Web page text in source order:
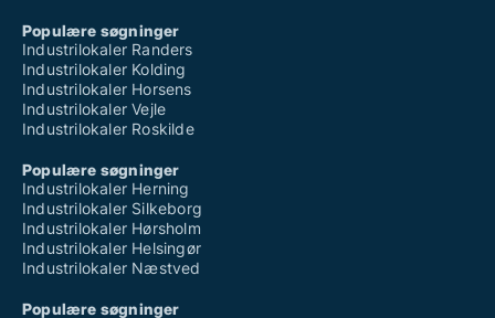
Populære søgninger
Industrilokaler Randers
Industrilokaler Kolding
Industrilokaler Horsens
Industrilokaler Vejle
Industrilokaler Roskilde
Populære søgninger
Industrilokaler Herning
Industrilokaler Silkeborg
Industrilokaler Hørsholm
Industrilokaler Helsingør
Industrilokaler Næstved
Populære søgninger